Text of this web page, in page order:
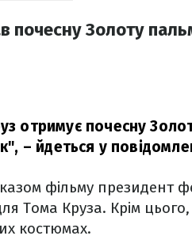
почесну Золоту
отримує почесну
– йдеться у
фільму президент
Тома Круза. Крім
костюмах.